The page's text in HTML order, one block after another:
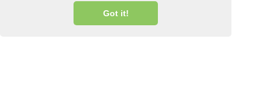
Got it!